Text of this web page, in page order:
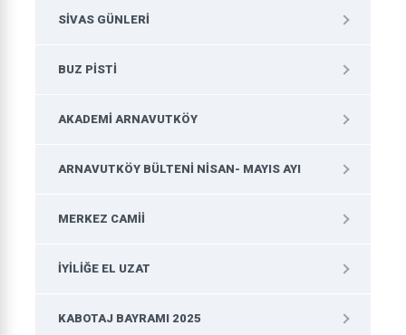
SIVAS GÜNLERI
BUZ PISTI
AKADEMI ARNAVUTKÖY
ARNAVUTKÖY BÜLTENI NISAN- MAYIS AYI
MERKEZ CAMII
İYILIĞE EL UZAT
KABOTAJ BAYRAMI 2025